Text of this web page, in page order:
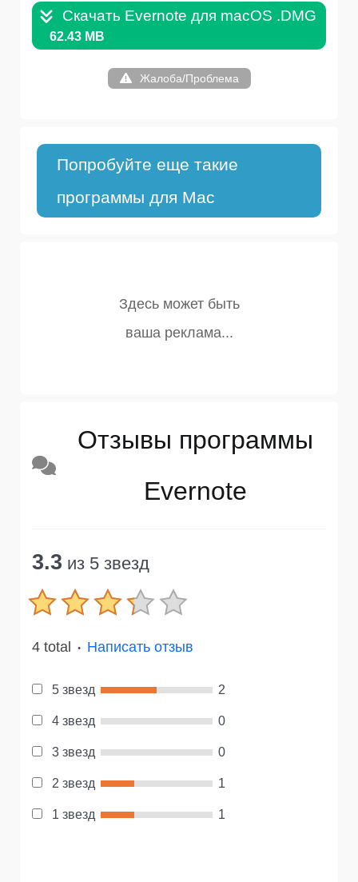
Скачать Evernote для macOS .DMG
62.43 MB
Жалоба/Проблема
Попробуйте еще такие
программы для Mac
Отзывы программы
Evernote
3.3 из 5 звезд
4 total ● Написать отзыв
5 звезд 2
4 звезд 0
3 звезд 0
2 звезд 1
1 звезд 1